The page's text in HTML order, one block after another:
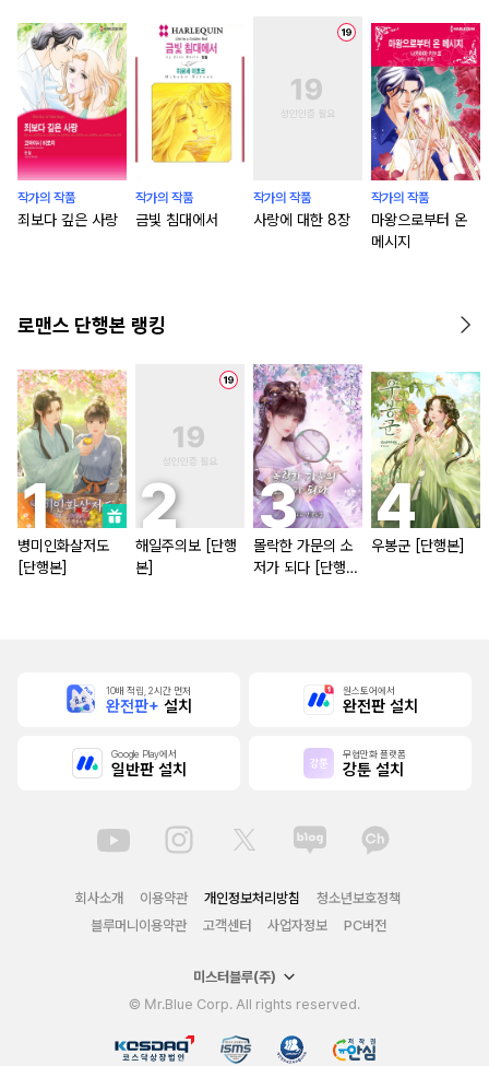
작가의 작품
죄보다 깊은 사랑
작가의 작품
금빛 침대에서
작가의 작품
사랑에 대한 8장
작가의 작품
마왕으로부터 온
메시지
로맨스 단행본 랭킹
병미인화살저도
[단행본]
해일주의보 [단행
본]
몰락한 가문의 소
저가 되다 [단행
우봉군 [단행본]
10배 적립, 2시간 먼저
완전판+ 설치
원스토어에서
완전판 설치
Google Play에서
일반판 설치
무협만화 플랫폼
강툰 설치
회사소개 이용약관 개인정보처리방침
청소년보호정책
블루머니이용약관
고객센터 사업자정보 PC버전
미스터블루(주)
© Mr.Blue Corp. All rights reserved.